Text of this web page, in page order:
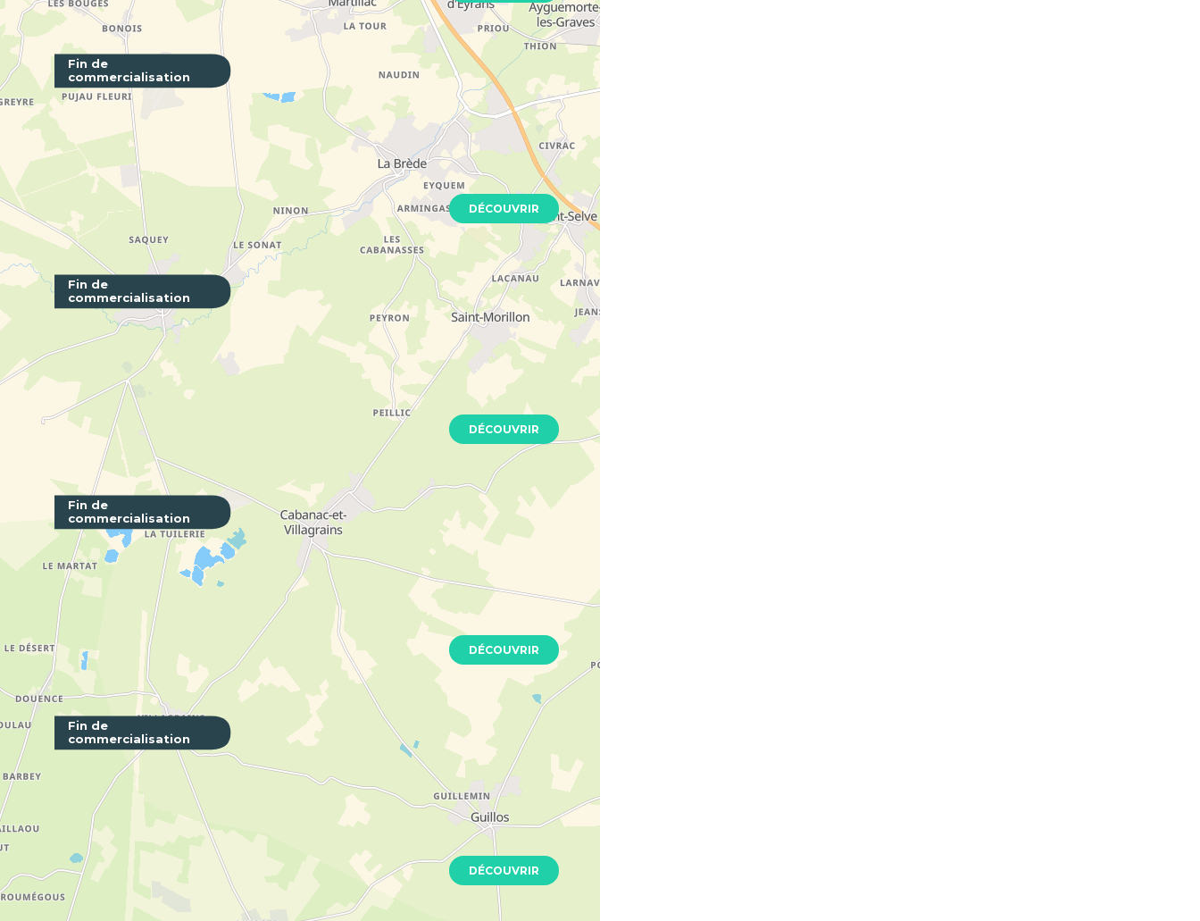
Fin de
commercialisation
DÉCOUVRIR
Green Valley
BORDEAUX - 33000
Neuf
Fin de
commercialisation
DÉCOUVRIR
L'Hôtel Particulier
BORDEAUX - 33000
Neuf
Fin de
commercialisation
DÉCOUVRIR
Côté Garonne
LORMONT - 33310
Neuf
Fin de
commercialisation
DÉCOUVRIR
Académiales
LORMONT - 33310
Neuf